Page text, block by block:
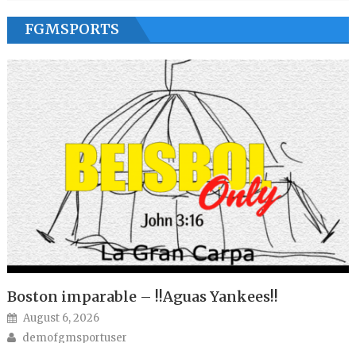
FGMSPORTS
Boston imparable – !!Aguas Yankees!!
Posted on
August 6, 2026
Author
demofgmsportuser